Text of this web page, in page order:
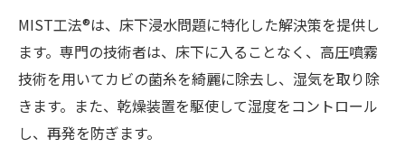
MIST工法®は、床下浸水問題に特化した解決策を提供し
ます。専門の技術者は、床下に入ることなく、高圧噴霧
技術を用いてカビの菌糸を綺麗に除去し、湿気を取り除
きます。また、乾燥装置を駆使して湿度をコントロール
し、再発を防ぎます。